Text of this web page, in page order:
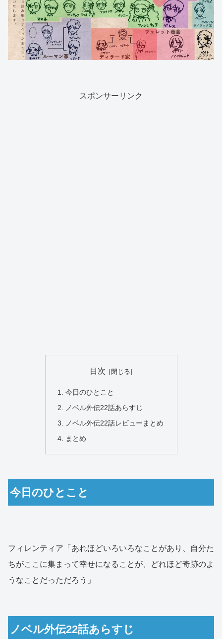
スポンサーリンク
目次
今日のひとこと
ノベル外伝22話あらすじ
ノベル外伝22話レビューまとめ
まとめ
今日のひとこと
フィレンティア「あれほどいろいろなことがあり、自分た
ちがここに集まって幸せになることが、どれほど奇跡のよ
うなことだっただろう」
ノベル外伝22話あらすじ